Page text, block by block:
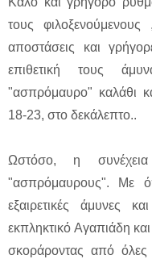
τους
αποστάσεις και
επιθετική τους
"ασπρόμαυρο" καλάθι
18-23, στο δεκάλεπτο..
Ωστόσο, η
"ασπρόμαυρους". Με
εξαιρετικές άμυνες
εκπληκτικό Αγαπιάδη
σκοράροντας από όλες